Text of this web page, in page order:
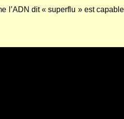
dit « superflu » est